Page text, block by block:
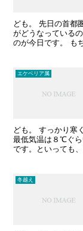
ども。 先日の首都
がどうなっている
のが今日です。 も
エケベリア属
ども。 すっかり寒
最低気温は８℃ぐら
です。といっても
冬越え